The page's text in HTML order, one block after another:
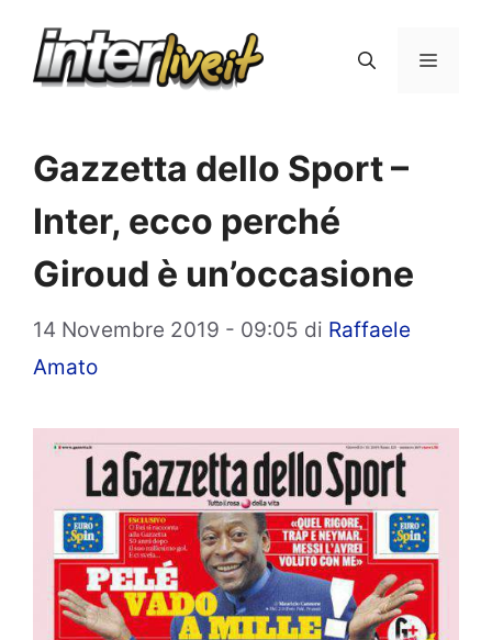
Menu
Gazzetta dello Sport –
Inter, ecco perché
Giroud è un’occasione
14 Novembre 2019 - 09:05 di Raffaele
Amato